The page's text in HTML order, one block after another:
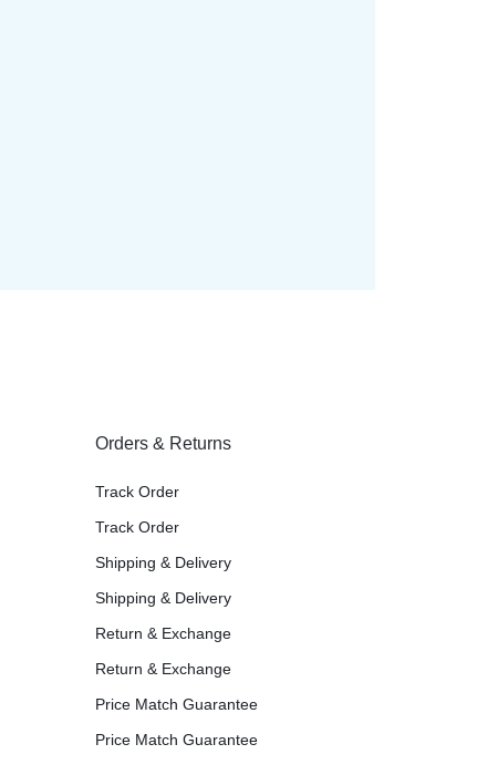
Orders & Returns
Track Order
Track Order
Shipping & Delivery
Shipping & Delivery
Return & Exchange
Return & Exchange
Price Match Guarantee
Price Match Guarantee